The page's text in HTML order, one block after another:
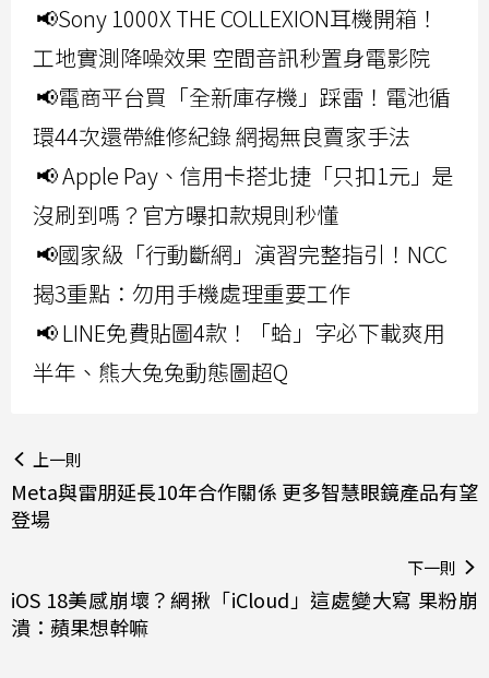
📢Sony 1000X THE COLLEXION耳機開箱！
工地實測降噪效果 空間音訊秒置身電影院
📢電商平台買「全新庫存機」踩雷！電池循
環44次還帶維修紀錄 網揭無良賣家手法
📢 Apple Pay、信用卡搭北捷「只扣1元」是
沒刷到嗎？官方曝扣款規則秒懂
📢國家級「行動斷網」演習完整指引！NCC
揭3重點：勿用手機處理重要工作
📢 LINE免費貼圖4款！「蛤」字必下載爽用
半年、熊大兔兔動態圖超Q
上一則
Meta與雷朋延長10年合作關係 更多智慧眼鏡產品有望
登場
下一則
iOS 18美感崩壞？網揪「iCloud」這處變大寫 果粉崩
潰：蘋果想幹嘛